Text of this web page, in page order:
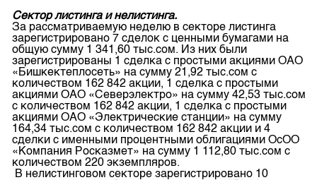
Сектор листинга и нелистинга.
За рассматриваемую неделю в секторе листинга
зарегистрировано 7 сделок с ценными бумагами на
общую сумму 1 341,60 тыс.сом. Из них были
зарегистрированы 1 сделка с простыми акциями ОАО
«Бишкектеплосеть» на сумму 21,92 тыс.сом с
количеством 162 842 акции, 1 сделка с простыми
акциями ОАО «Северэлектро» на сумму 42,53 тыс.сом
с количеством 162 842 акции, 1 сделка с простыми
акциями ОАО «Электрические станции» на сумму
164,34 тыс.сом с количеством 162 842 акции и 4
сделки с именными процентными облигациями ОсОО
«Компания Росказмет» на сумму 1 112,80 тыс.сом с
количеством 220 экземпляров.
В нелистинговом секторе зарегистрировано 10